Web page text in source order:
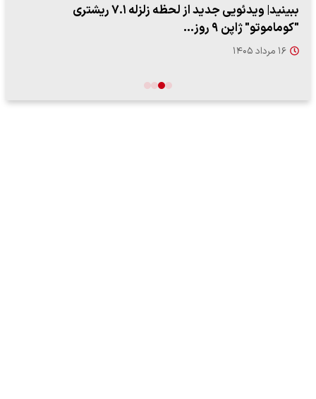
ببینید| روایت رئیس جمهور از لحظه حمله به بیت رهبری
۱۴ مرداد ۱۴۰۵